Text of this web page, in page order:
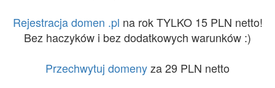
Rejestracja domen .pl na rok TYLKO 15 PLN netto!
Bez haczyków i bez dodatkowych warunków :)
Przechwytuj domenyza 29 PLN netto